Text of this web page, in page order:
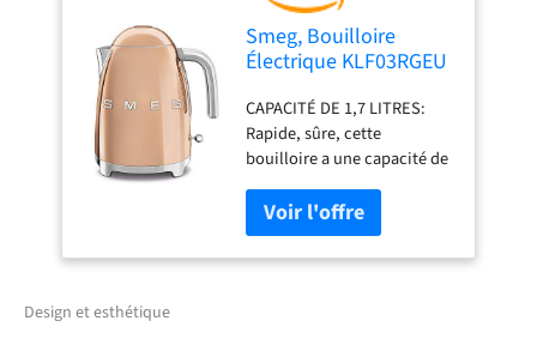
Smeg, Bouilloire
Électrique KLF03RGEU
Anticalcaire Lavable,
Arrêt Automatique de
Sécurité, Indicateur de
Niveau d'Eau, Base
Antidérapante, Range
Cordon, Puissance
2400W, Or Rose
CAPACITÉ DE 1,7 LITRES:
Rapide, sûre, cette
bouilloire a une capacité de
1,7 L (7 tasses), avec un
corps en acier inoxydable et
une base pratique avec
pieds antidérapants FILTRE
Design et esthétique